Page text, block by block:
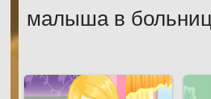
малыша в